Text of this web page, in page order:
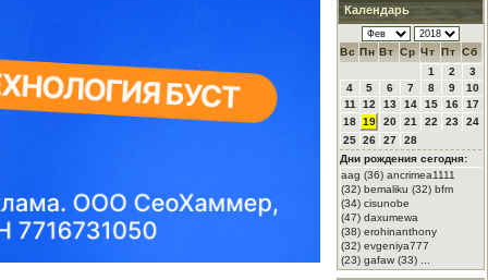
Календарь
Вс Пн Вт Ср Чт Пт Сб
1
2
3
4
5 6 7 8 9
10
11
12 13 14 15 16
17
18 19 20 21 22 23
24
25 26 27
28
Дни рождения сегодня:
aag (36) ancrimea1111
(32) bemaliku (32) bfm
(34) cisunobe
(47) daxumewa
(38) erohinanthony
(32) evgeniya777
(23) gafaw (33) ...